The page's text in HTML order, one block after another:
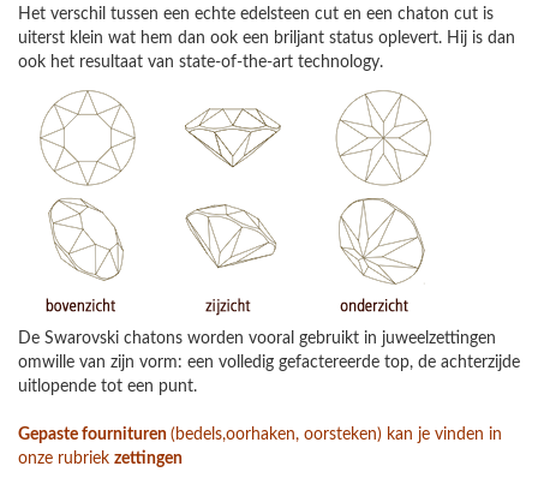
Het verschil tussen een echte edelsteen cut en een chaton cut is
uiterst klein wat hem dan ook een briljant status oplevert. Hij is dan
ook het resultaat van state-of-the-art technology.
De Swarovski chatons worden vooral gebruikt in juweelzettingen
omwille van zijn vorm: een volledig gefactereerde top, de achterzijde
uitlopende tot een punt.
Gepaste fournituren (bedels,oorhaken, oorsteken) kan je vinden in
onze rubriek zettingen